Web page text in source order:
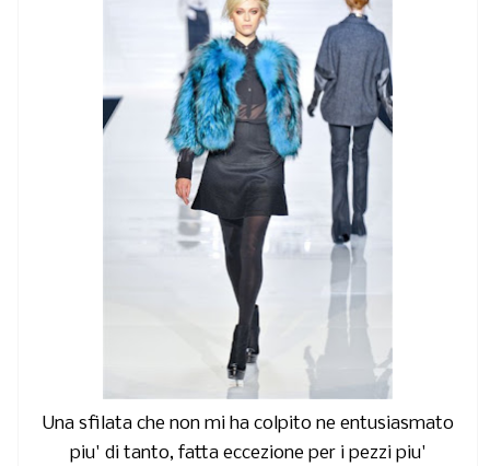
Una sfilata che non mi ha colpito ne entusiasmato
piu' di tanto, fatta eccezione per i pezzi piu'